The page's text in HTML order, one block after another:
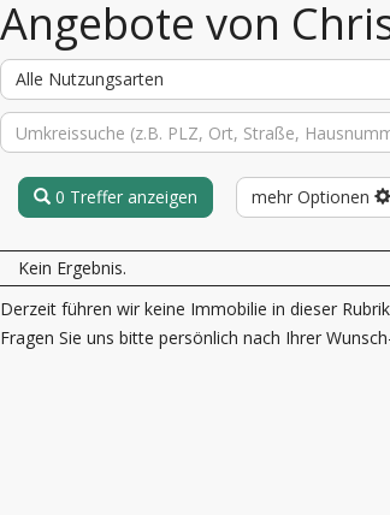
Angebote von
Alle Nutzungsarten
0 Treffer anzeigen mehr Optionen
Kein Ergebnis.
Derzeit führen wir keine Immobilie in dieser
Fragen Sie uns bitte persönlich nach Ihrer